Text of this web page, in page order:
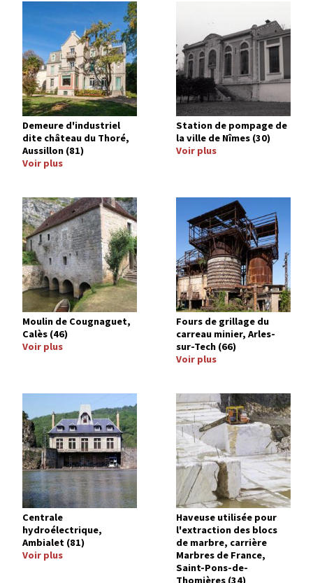
Demeure d'industriel
dite château du Thoré,
Aussillon (81)
Voir plus
Station de pompage de
la ville de Nîmes (30)
Voir plus
Image
Moulin de Cougnaguet,
Calès (46)
Voir plus
Fours de grillage du
carreau minier, Arles-
sur-Tech (66)
Voir plus
Centrale
hydroélectrique,
Ambialet (81)
Voir plus
Image
Haveuse utilisée pour
l'extraction des blocs
de marbre, carrière
Marbres de France,
Saint-Pons-de-
Thomières (34)